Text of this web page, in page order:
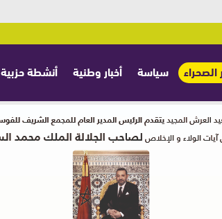
الصحراء سياسة أخبار وطنية أنشطة حزبية